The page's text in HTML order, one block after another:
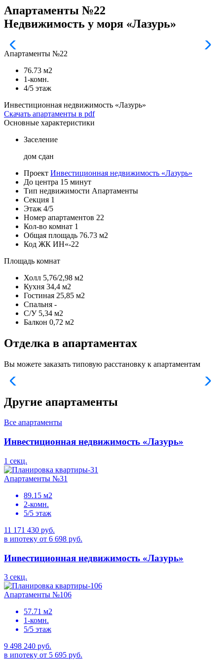
Апартаменты №22
Недвижимость у моря «Лазурь»
Апартаменты №22
76.73 м2
1-комн.
4/5 этаж
Инвестиционная недвижимость «Лазурь»
Скачать апартаменты в pdf
Основные характеристики
Заселение
дом сдан
Проект Инвестиционная недвижимость «Лазурь»
До центра 15 минут
Тип недвижимости Апартаменты
Секция 1
Этаж 4/5
Номер апартаментов 22
Кол-во комнат 1
Общая площадь 76.73 м2
Код ЖК ИН«-22
Площадь комнат
Холл 5,76/2,98 м2
Кухня 34,4 м2
Гостиная 25,85 м2
Спальня -
С/У 5,34 м2
Балкон 0,72 м2
Отделка в апартаментах
Вы можете заказать типовую расстановку к апартаментам
Другие апартаменты
Все апартаменты
Инвестиционная недвижимость «Лазурь»
1 секц.
Апартаменты №31
89.15 м2
2-комн.
5/5 этаж
11 171 430 руб.
в ипотеку от 6 698 руб.
Инвестиционная недвижимость «Лазурь»
3 секц.
Апартаменты №106
57.71 м2
1-комн.
5/5 этаж
9 498 240 руб.
в ипотеку от 5 695 руб.